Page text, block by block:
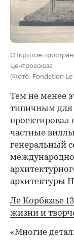
Открытое
Центросоюза
(Фото: Fondation
Тем не менее
типичным для
проектировал
частные
генеральный
архитектуры
Ле Корбюзье
жизни и
«Многие